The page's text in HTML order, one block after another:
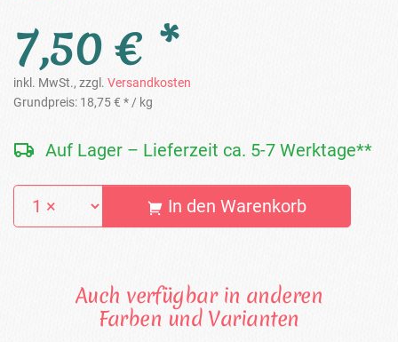
7,50 € *
inkl. MwSt., zzgl. Versandkosten
Grundpreis: 18,75 € * / kg
Auf Lager – Lieferzeit ca. 5-7 Werktage**
In den Warenkorb
Auch verfügbar in anderen
Farben und Varianten